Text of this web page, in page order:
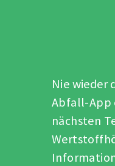
Nie wieder
Abfall-App
nächsten